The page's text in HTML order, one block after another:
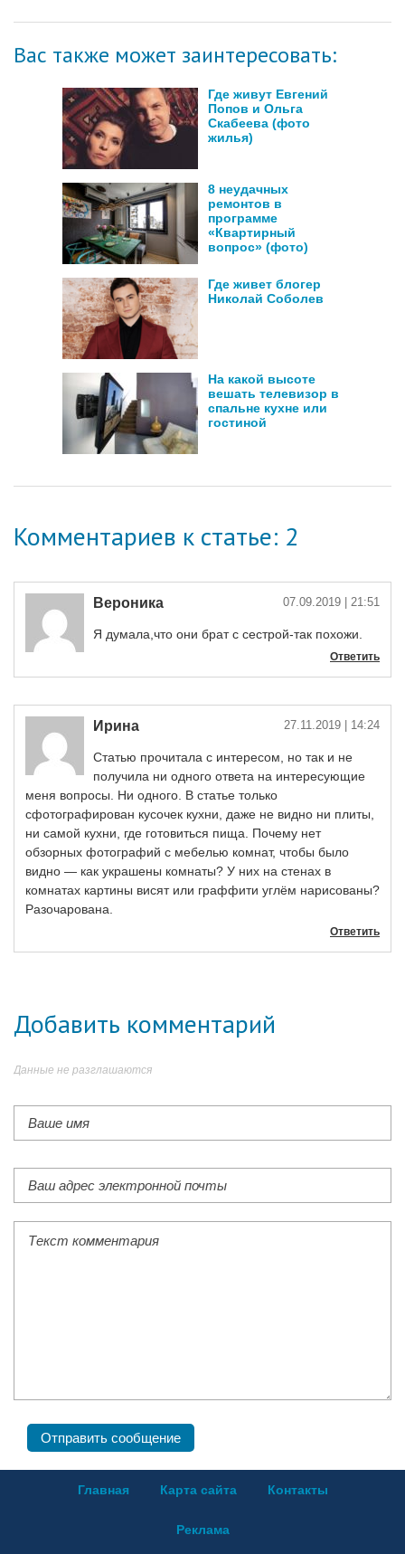
Вас также может заинтересовать:
Где живут Евгений
Попов и Ольга
Скабеева (фото
жилья)
8 неудачных
ремонтов в
программе
«Квартирный
вопрос» (фото)
Где живет блогер
Николай Соболев
На какой высоте
вешать телевизор в
спальне кухне или
гостиной
Комментариев к статье: 2
Вероника 07.09.2019 | 21:51
Я думала,что они брат с сестрой-так похожи.
Ответить
Ирина 27.11.2019 | 14:24
Статью прочитала с интересом, но так и не
получила ни одного ответа на интересующие
меня вопросы. Ни одного. В статье только
сфотографирован кусочек кухни, даже не видно ни плиты,
ни самой кухни, где готовиться пища. Почему нет
обзорных фотографий с мебелью комнат, чтобы было
видно — как украшены комнаты? У них на стенах в
комнатах картины висят или граффити углём нарисованы?
Разочарована.
Ответить
Добавить комментарий
Данные не разглашаются
Главная Карта сайта Контакты
Реклама